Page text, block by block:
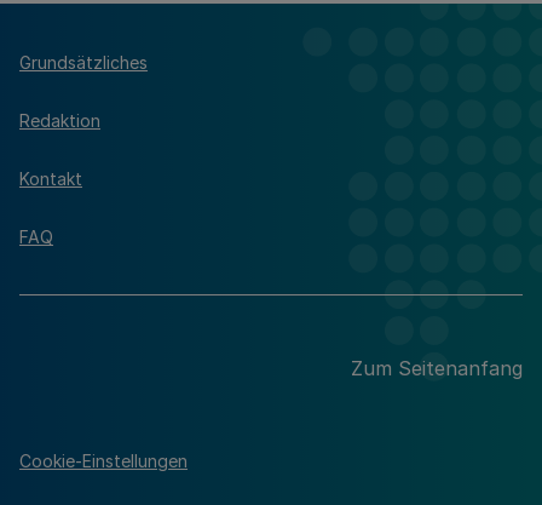
Grundsätzliches
Redaktion
Kontakt
FAQ
Zum Seitenanfang
Cookie-Einstellungen